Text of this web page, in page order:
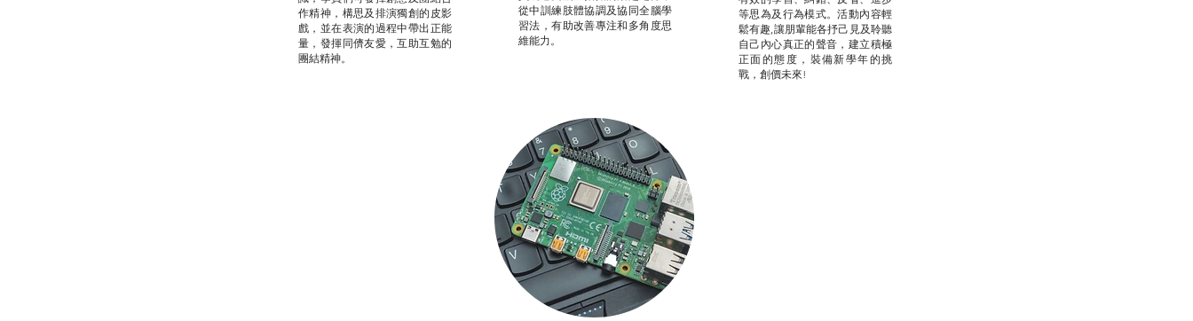
作精神，構思及排演獨創的皮影
戲，並在表演的過程中帶出正能
量，發揮同儕友愛，互助互勉的
團結精神。
從中訓練肢體協調及協同全腦學
習法，有助改善專注和多角度思
維能力。
等思為及行為模式。活動內容輕
鬆有趣,讓朋輩能各抒己見及聆聽
自己內心真正的聲音，建立積極
正面的態度，裝備新學年的挑
戰，創價未來!